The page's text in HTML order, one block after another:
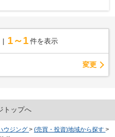
1～1 件を表示
変更
トップへ
ウジング > (売買・投資)地域から探す >